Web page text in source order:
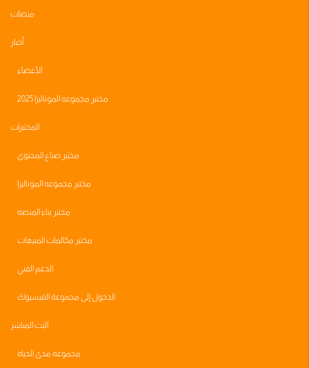
منصات
أخبار
الأعضاء
مختبر مجموعه الموناليزا 2025
المختبرات
مختبر صناع المحتوى
مختبر مجموعه الموناليزا
مختبر بناء المنصه
مختبر مكالمات المبيعات
الدعم الفني
الدخول إلى مجموعة الفيسبوك
البث المباشر
مجموعه مدى الحياه